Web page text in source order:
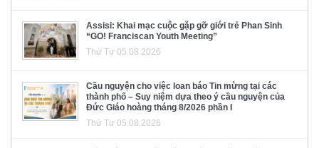
Assisi: Khai mạc cuộc gặp gỡ giới trẻ Phan Sinh
“GO! Franciscan Youth Meeting”
Thứ Tư 05.08.2026
Cầu nguyện cho việc loan báo Tin mừng tại các
thành phố – Suy niệm dựa theo ý cầu nguyện của
Đức Giáo hoàng tháng 8/2026 phần I
Thứ Tư 05.08.2026